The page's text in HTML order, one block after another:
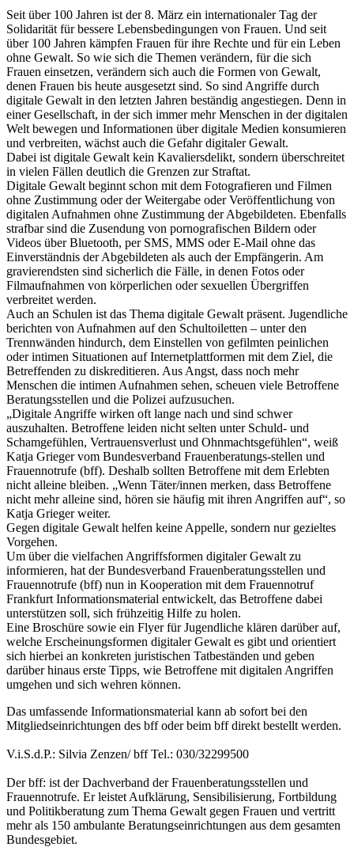
Seit über 100 Jahren ist der 8. März ein internationaler Tag der
Solidarität für bessere Lebensbedingungen von Frauen. Und seit
über 100 Jahren kämpfen Frauen für ihre Rechte und für ein Leben
ohne Gewalt. So wie sich die Themen verändern, für die sich
Frauen einsetzen, verändern sich auch die Formen von Gewalt,
denen Frauen bis heute ausgesetzt sind. So sind Angriffe durch
digitale Gewalt in den letzten Jahren beständig angestiegen. Denn in
einer Gesellschaft, in der sich immer mehr Menschen in der digitalen
Welt bewegen und Informationen über digitale Medien konsumieren
und verbreiten, wächst auch die Gefahr digitaler Gewalt.
Dabei ist digitale Gewalt kein Kavaliersdelikt, sondern überschreitet
in vielen Fällen deutlich die Grenzen zur Straftat.
Digitale Gewalt beginnt schon mit dem Fotografieren und Filmen
ohne Zustimmung oder der Weitergabe oder Veröffentlichung von
digitalen Aufnahmen ohne Zustimmung der Abgebildeten. Ebenfalls
strafbar sind die Zusendung von pornografischen Bildern oder
Videos über Bluetooth, per SMS, MMS oder E-Mail ohne das
Einverständnis der Abgebildeten als auch der Empfängerin. Am
gravierendsten sind sicherlich die Fälle, in denen Fotos oder
Filmaufnahmen von körperlichen oder sexuellen Übergriffen
verbreitet werden.
Auch an Schulen ist das Thema digitale Gewalt präsent. Jugendliche
berichten von Aufnahmen auf den Schultoiletten – unter den
Trennwänden hindurch, dem Einstellen von gefilmten peinlichen
oder intimen Situationen auf Internetplattformen mit dem Ziel, die
Betreffenden zu diskreditieren. Aus Angst, dass noch mehr
Menschen die intimen Aufnahmen sehen, scheuen viele Betroffene
Beratungsstellen und die Polizei aufzusuchen.
„Digitale Angriffe wirken oft lange nach und sind schwer
auszuhalten. Betroffene leiden nicht selten unter Schuld- und
Schamgefühlen, Vertrauensverlust und Ohnmachtsgefühlen“, weiß
Katja Grieger vom Bundesverband Frauenberatungs-stellen und
Frauennotrufe (bff). Deshalb sollten Betroffene mit dem Erlebten
nicht alleine bleiben. „Wenn Täter/innen merken, dass Betroffene
nicht mehr alleine sind, hören sie häufig mit ihren Angriffen auf“, so
Katja Grieger weiter.
Gegen digitale Gewalt helfen keine Appelle, sondern nur gezieltes
Vorgehen.
Um über die vielfachen Angriffsformen digitaler Gewalt zu
informieren, hat der Bundesverband Frauenberatungsstellen und
Frauennotrufe (bff) nun in Kooperation mit dem Frauennotruf
Frankfurt Informationsmaterial entwickelt, das Betroffene dabei
unterstützen soll, sich frühzeitig Hilfe zu holen.
Eine Broschüre sowie ein Flyer für Jugendliche klären darüber auf,
welche Erscheinungsformen digitaler Gewalt es gibt und orientiert
sich hierbei an konkreten juristischen Tatbeständen und geben
darüber hinaus erste Tipps, wie Betroffene mit digitalen Angriffen
umgehen und sich wehren können.
Das umfassende Informationsmaterial kann ab sofort bei den
Mitgliedseinrichtungen des bff oder beim bff direkt bestellt werden.
V.i.S.d.P.: Silvia Zenzen/ bff Tel.: 030/32299500
Der bff: ist der Dachverband der Frauenberatungsstellen und
Frauennotrufe. Er leistet Aufklärung, Sensibilisierung, Fortbildung
und Politikberatung zum Thema Gewalt gegen Frauen und vertritt
mehr als 150 ambulante Beratungseinrichtungen aus dem gesamten
Bundesgebiet.